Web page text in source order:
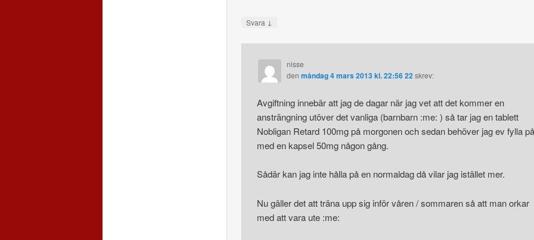
Svara ↓
nisse
den måndag 4 mars 2013 kl. 22:56 22skrev:
Avgiftning innebär att jag de dagar när jag vet att det kommer en
ansträngning utöver det vanliga (barnbarn :me: ) så tar jag en tablett
Nobligan Retard 100mg på morgonen och sedan behöver jag ev fylla på
med en kapsel 50mg någon gång.
Sådär kan jag inte hålla på en normaldag då vilar jag istället mer.
Nu gäller det att träna upp sig inför våren / sommaren så att man orkar
med att vara ute :me: